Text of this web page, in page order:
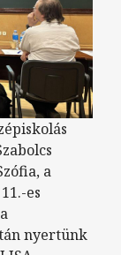
a
es
nyertünk